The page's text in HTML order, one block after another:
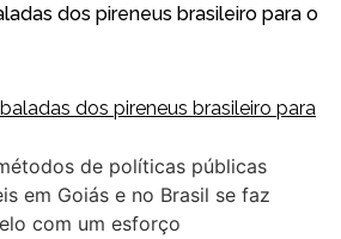
dos pireneus brasileiro para o
de políticas públicas
em Goiás e no Brasil se faz
com um esforço